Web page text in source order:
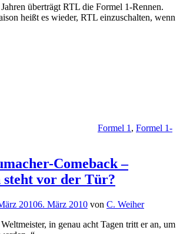
überträgt RTL die Formel 1-Rennen.
heißt es wieder, RTL einzuschalten, wenn
Formel 1 , Formel 1-
Comeback –
steht vor der Tür?
20106. März 2010 von C. Weiher
in genau acht Tagen tritt er an, um